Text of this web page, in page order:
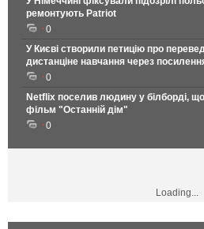
ремонтують Patriot
0
У Києві створили петицію про
дистанціне навчання через
0
Netflix поселив людину у білборді,
фільм "Останній дім"
0
Loading...